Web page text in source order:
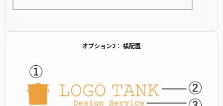
オプション2： 横配置